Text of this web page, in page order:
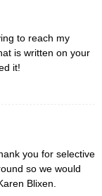
to reach my
is written on your
it!
you for selective
so we would
Blixen.